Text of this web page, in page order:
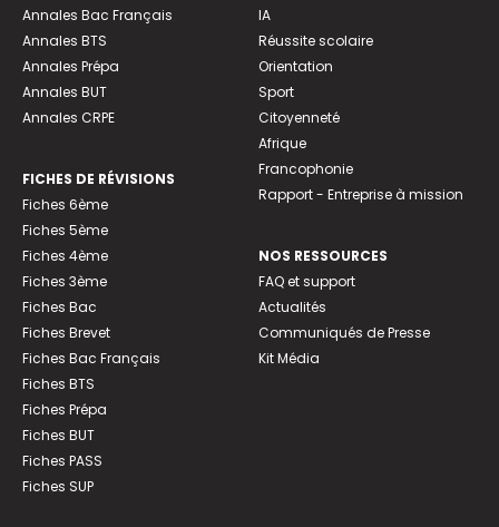
Annales Bac Français
Annales BTS
Annales Prépa
Annales BUT
Annales CRPE
FICHES DE RÉVISIONS
Fiches 6ème
Fiches 5ème
Fiches 4ème
Fiches 3ème
Fiches Bac
Fiches Brevet
Fiches Bac Français
Fiches BTS
Fiches Prépa
Fiches BUT
Fiches PASS
Fiches SUP
IA
Réussite scolaire
Orientation
Sport
Citoyenneté
Afrique
Francophonie
Rapport - Entreprise à mission
NOS RESSOURCES
FAQ et support
Actualités
Communiqués de Presse
Kit Média